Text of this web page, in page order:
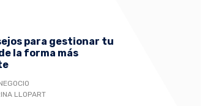
para gestionar tu
la forma más
LLOPART